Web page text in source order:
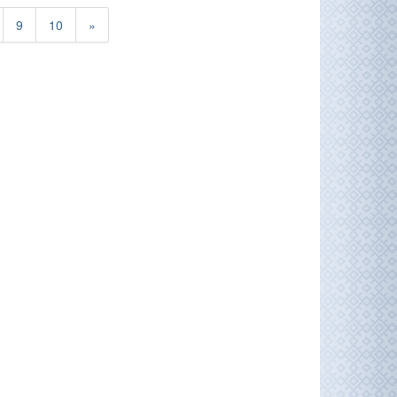
9 10 »